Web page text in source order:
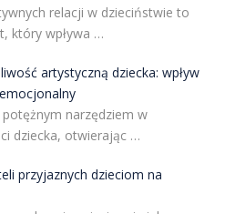
relacji w dzieciństwie to
który wpływa …
artystyczną dziecka: wpływ
narzędziem w
dziecka, otwierając …
przyjaznych dzieciom na